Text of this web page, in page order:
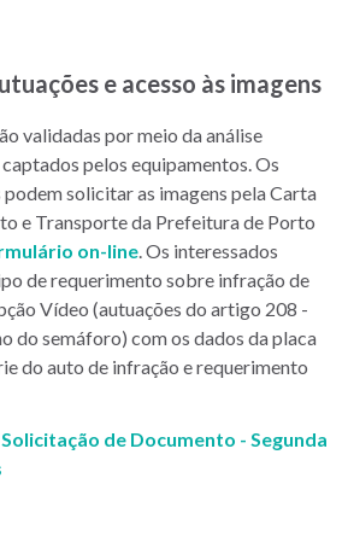
e acesso às imagens
validadas por meio da análise
pelos equipamentos. Os
solicitar as imagens pela Carta
e Transporte da Prefeitura de Porto
on-line. Os interessados
de requerimento sobre infração de
Vídeo (autuações do artigo 208 -
do semáforo) com os dados da placa
do auto de infração e requerimento
de Documento - Segunda